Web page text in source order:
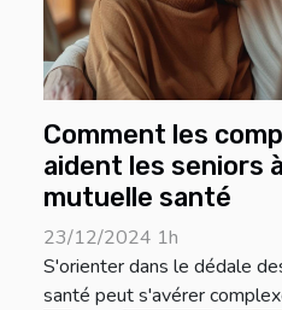
Comment les
aident les seniors
mutuelle santé
23/12/2024 1h
S'orienter dans le dédale
santé peut s'avérer